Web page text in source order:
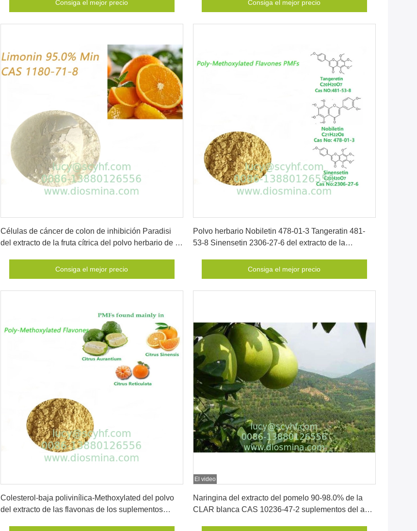
Consiga el mejor precio Consiga el mejor precio
Células de cáncer de colon de inhibición Paradisi
del extracto de la fruta cítrica del polvo herbario de la
Consiga el mejor precio
Polvo herbario Nobiletin 478-01-3 Tangeratin 481-
53-8 Sinensetin 2306-27-6 del extracto de la
Consiga el mejor precio
Colesterol-baja polivinílica-Methoxylated del polvo
del extracto de las flavonas de los suplementos
El video
Naringina del extracto del pomelo 90-98.0% de la
CLAR blanca CAS 10236-47-2 suplementos del amd